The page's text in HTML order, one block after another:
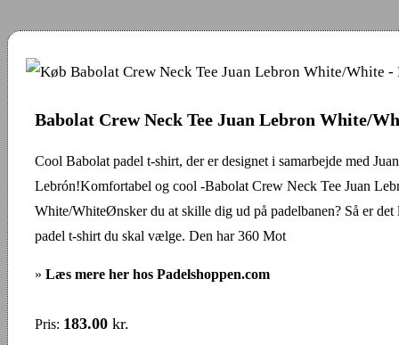
Babolat Crew Neck Tee Juan Lebron White/
Cool Babolat padel t-shirt, der er designet i samarbejde med Juan
Lebrón!Komfortabel og cool -Babolat Crew Neck Tee Juan
White/WhiteØnsker du at skille dig ud på padelbanen? Så er det
padel t-shirt du skal vælge. Den har 360 Mot
» Læs mere her hos Padelshoppen.com
Pris: 183.00 kr.